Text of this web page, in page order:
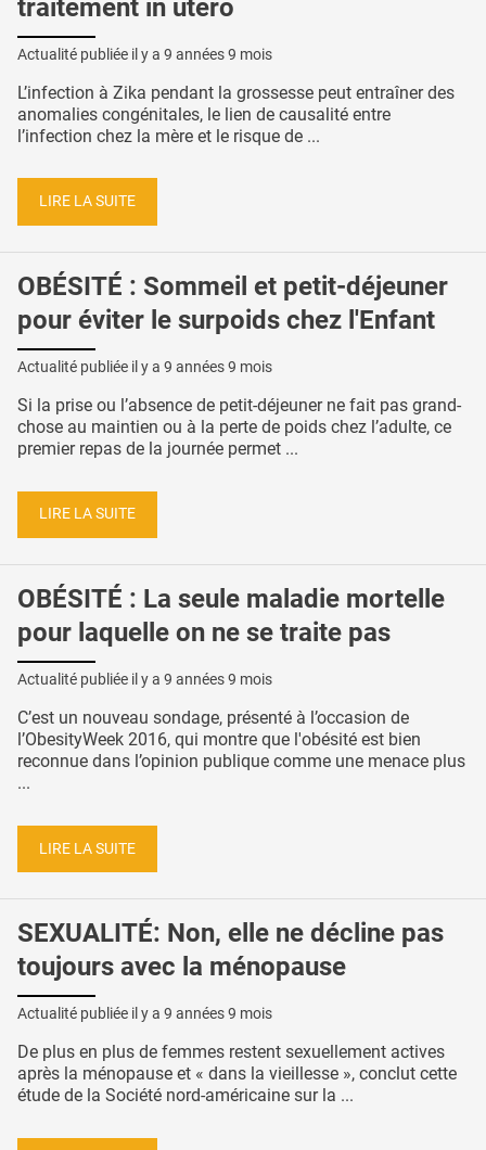
traitement in utero
Actualité publiée il y a 9 années 9 mois
L’infection à Zika pendant la grossesse peut entraîner des
anomalies congénitales, le lien de causalité entre
l’infection chez la mère et le risque de ...
LIRE LA SUITE
OBÉSITÉ : Sommeil et petit-déjeuner
pour éviter le surpoids chez l'Enfant
Actualité publiée il y a 9 années 9 mois
Si la prise ou l’absence de petit-déjeuner ne fait pas grand-
chose au maintien ou à la perte de poids chez l’adulte, ce
premier repas de la journée permet ...
LIRE LA SUITE
OBÉSITÉ : La seule maladie mortelle
pour laquelle on ne se traite pas
Actualité publiée il y a 9 années 9 mois
C’est un nouveau sondage, présenté à l’occasion de
l’ObesityWeek 2016, qui montre que l'obésité est bien
reconnue dans l’opinion publique comme une menace plus
...
LIRE LA SUITE
SEXUALITÉ: Non, elle ne décline pas
toujours avec la ménopause
Actualité publiée il y a 9 années 9 mois
De plus en plus de femmes restent sexuellement actives
après la ménopause et « dans la vieillesse », conclut cette
étude de la Société nord-américaine sur la ...